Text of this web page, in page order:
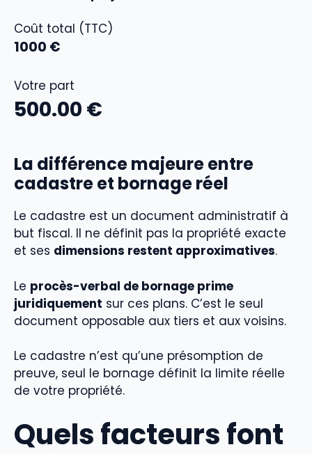
Coût total (TTC)
1000 €
Votre part
500.00 €
La différence majeure entre
cadastre et bornage réel
Le cadastre est un document administratif à
but fiscal. Il ne définit pas la propriété exacte
et ses dimensions restent approximatives.
Le procès-verbal de bornage prime
juridiquement sur ces plans. C’est le seul
document opposable aux tiers et aux voisins.
Le cadastre n’est qu’une présomption de
preuve, seul le bornage définit la limite réelle
de votre propriété.
Quels facteurs font